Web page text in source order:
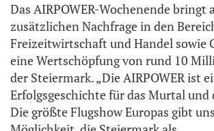
Das AIRPOWER-Wochenende bringt
zusätzlichen Nachfrage in den
Freizeitwirtschaft und Handel sowie
eine Wertschöpfung von rund 10
der Steiermark. „Die AIRPOWER ist
Erfolgsgeschichte für das Murtal und
Die größte Flugshow Europas gibt